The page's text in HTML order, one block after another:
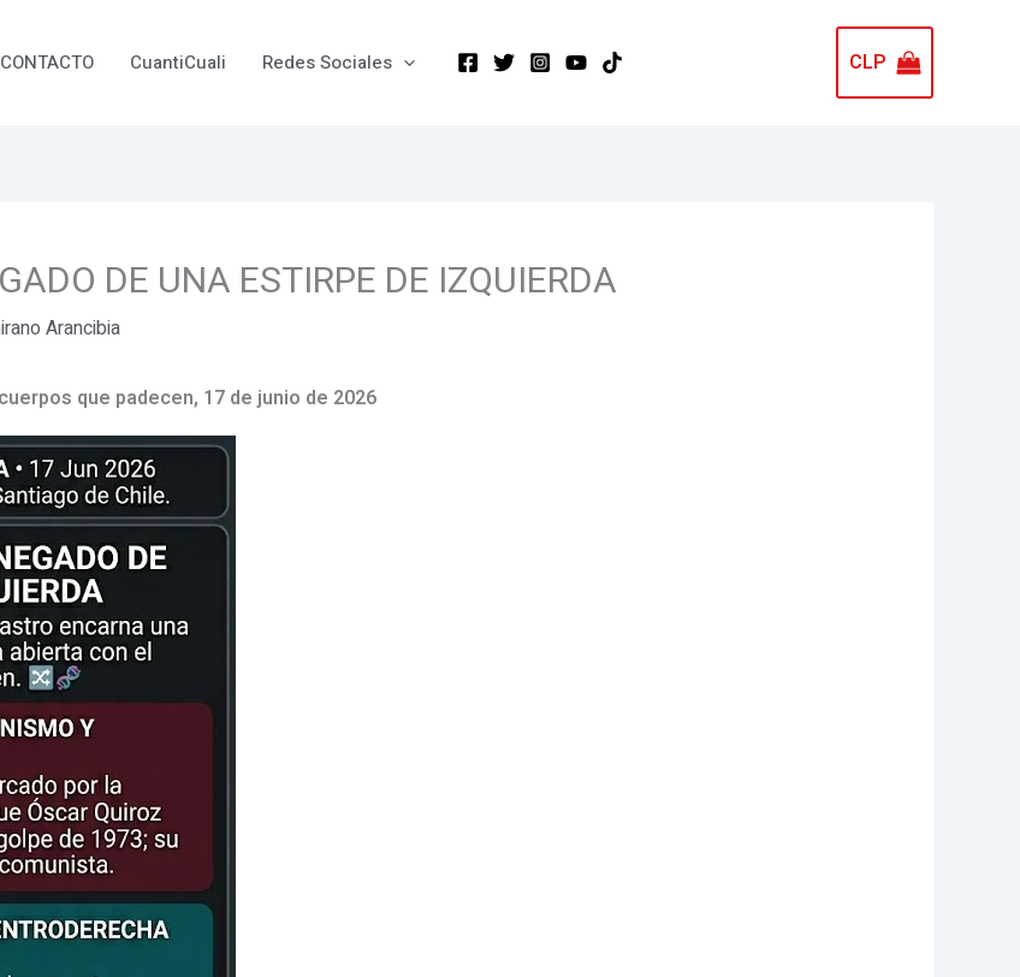
CONTACTO CuantiCuali Redes Sociales CLP
DE UNA ESTIRPE DE IZQUIERDA
Arancibia
que padecen, 17 de junio de 2026